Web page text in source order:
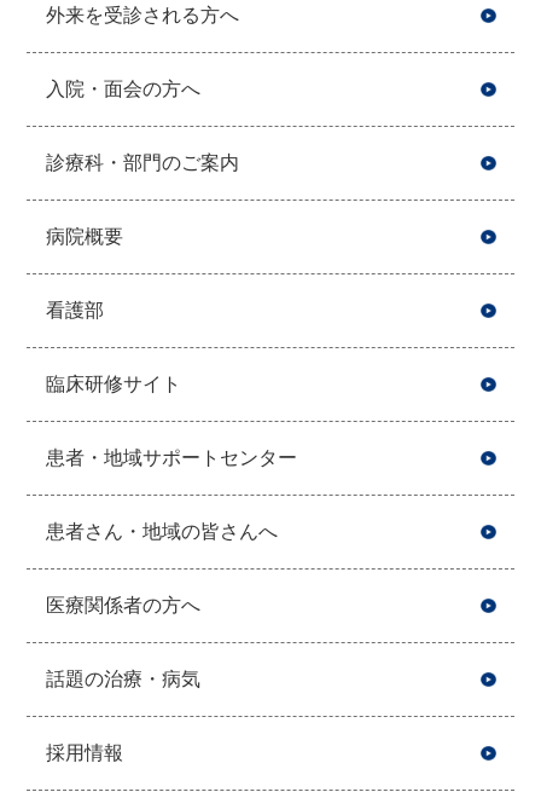
外来を受診される方へ
入院・面会の方へ
診療科・部門のご案内
病院概要
看護部
臨床研修サイト
患者・地域サポートセンター
患者さん・地域の皆さんへ
医療関係者の方へ
話題の治療・病気
採用情報